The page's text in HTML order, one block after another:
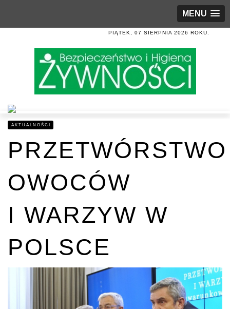
MENU
PIĄTEK, 07 SIERPNIA 2026 ROKU.
AKTUALNOŚCI
PRZETWÓRSTWO
OWOCÓW
I WARZYW W
POLSCE